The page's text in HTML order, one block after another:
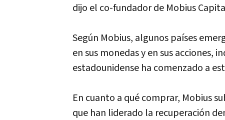
dijo el co-fundador de Mobius
Según Mobius, algunos países
en sus monedas y en sus acciones,
estadounidense ha comenzado a
En cuanto a qué comprar, Mobius
que han liderado la recuperación